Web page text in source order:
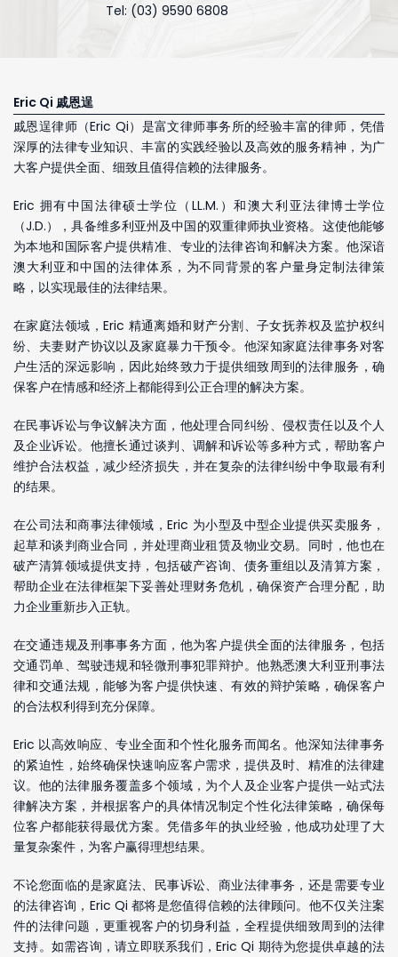
Tel: (03) 9590 6808
Eric Qi 戚恩逞
戚恩逞律师（Eric Qi）是富文律师事务所的经验丰富的律师，凭借
深厚的法律专业知识、丰富的实践经验以及高效的服务精神，为广
大客户提供全面、细致且值得信赖的法律服务。
Eric 拥有中国法律硕士学位（LL.M.）和澳大利亚法律博士学位
（J.D.），具备维多利亚州及中国的双重律师执业资格。这使他能够
为本地和国际客户提供精准、专业的法律咨询和解决方案。他深谙
澳大利亚和中国的法律体系，为不同背景的客户量身定制法律策
略，以实现最佳的法律结果。
在家庭法领域，Eric 精通离婚和财产分割、子女抚养权及监护权纠
纷、夫妻财产协议以及家庭暴力干预令。他深知家庭法律事务对客
户生活的深远影响，因此始终致力于提供细致周到的法律服务，确
保客户在情感和经济上都能得到公正合理的解决方案。
在民事诉讼与争议解决方面，他处理合同纠纷、侵权责任以及个人
及企业诉讼。他擅长通过谈判、调解和诉讼等多种方式，帮助客户
维护合法权益，减少经济损失，并在复杂的法律纠纷中争取最有利
的结果。
在公司法和商事法律领域，Eric 为小型及中型企业提供买卖服务，
起草和谈判商业合同，并处理商业租赁及物业交易。同时，他也在
破产清算领域提供支持，包括破产咨询、债务重组以及清算方案，
帮助企业在法律框架下妥善处理财务危机，确保资产合理分配，助
力企业重新步入正轨。
在交通违规及刑事事务方面，他为客户提供全面的法律服务，包括
交通罚单、驾驶违规和轻微刑事犯罪辩护。他熟悉澳大利亚刑事法
律和交通法规，能够为客户提供快速、有效的辩护策略，确保客户
的合法权利得到充分保障。
Eric 以高效响应、专业全面和个性化服务而闻名。他深知法律事务
的紧迫性，始终确保快速响应客户需求，提供及时、精准的法律建
议。他的法律服务覆盖多个领域，为个人及企业客户提供一站式法
律解决方案，并根据客户的具体情况制定个性化法律策略，确保每
位客户都能获得最优方案。凭借多年的执业经验，他成功处理了大
量复杂案件，为客户赢得理想结果。
不论您面临的是家庭法、民事诉讼、商业法律事务，还是需要专业
的法律咨询，Eric Qi 都将是您值得信赖的法律顾问。他不仅关注案
件的法律问题，更重视客户的切身利益，全程提供细致周到的法律
支持。如需咨询，请立即联系我们，Eric Qi 期待为您提供卓越的法